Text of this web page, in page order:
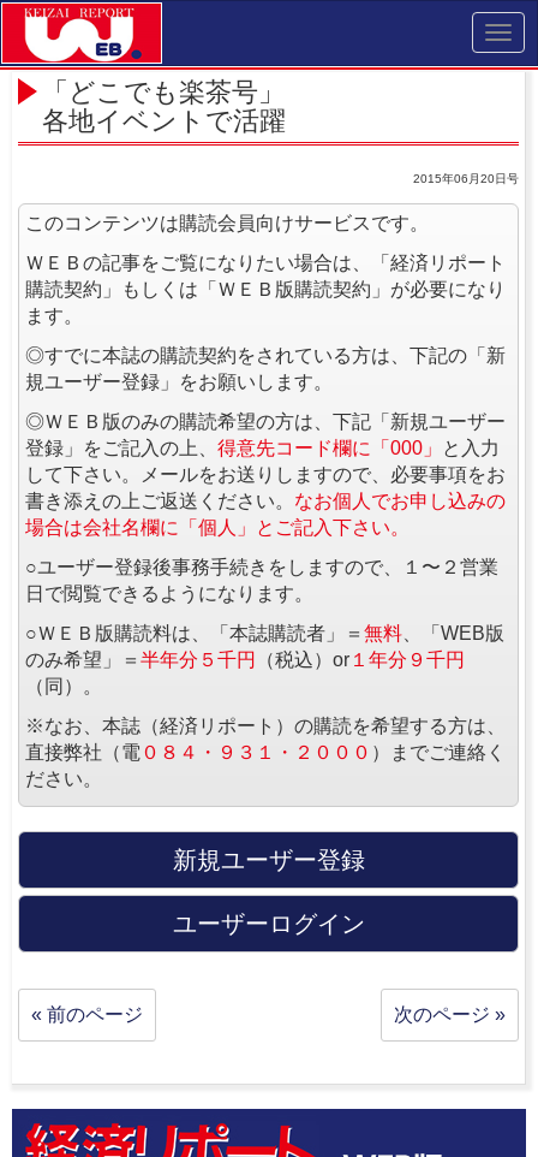
「どこでも楽茶号」
各地イベントで活躍
2015年06月20日号
このコンテンツは購読会員向けサービスです。
ＷＥＢの記事をご覧になりたい場合は、「経済リポート
購読契約」もしくは「ＷＥＢ版購読契約」が必要になり
ます。
◎すでに本誌の購読契約をされている方は、下記の「新
規ユーザー登録」をお願いします。
◎ＷＥＢ版のみの購読希望の方は、下記「新規ユーザー
登録」をご記入の上、 得意先コード欄に「000」
と入力
して下さい。メールをお送りしますので、必要事項をお
書き添えの上ご返送ください。 なお個人でお申し込みの
場合は会社名欄に「個人」とご記入下さい。
○ユーザー登録後事務手続きをしますので、１〜２営業
日で閲覧できるようになります。
○ＷＥＢ版購読料は、「本誌購読者」＝ 無料 、「WEB版
のみ希望」＝ 半年分５千円 （税込）or １年分９千円
（同）。
※なお、本誌（経済リポート）の購読を希望する方は、
直接弊社（電 ０８４・９３１・２０００ ）までご連絡く
ださい。
新規ユーザー登録
ユーザーログイン
« 前のページ 次のページ »